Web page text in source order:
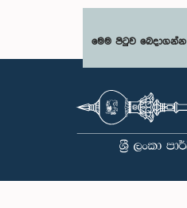
මෙම පිටුව බෙදාගන්න